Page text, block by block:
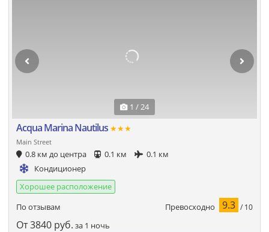
1 / 24
Acqua Marina Nautilus ★★★
Main Street
0.8 км до центра 0.1 км
0.1 км
Кондиционер
Хорошее расположение
По отзывам
Превосходно 9.3 / 10
От3840 руб. за 1 ночь